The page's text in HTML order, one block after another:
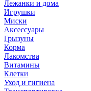
Лежанки и дома
Игрушки
Миски
Аксессуары
Грызуны
Корма
Лакомства
Витамины
Клетки
Уход и гигиена